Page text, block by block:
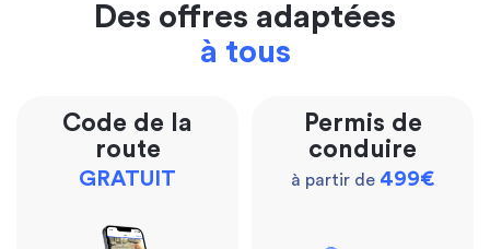
Des offres adaptées
à tous
Code de la
route
GRATUIT
Permis de
conduire
à partir de 499€